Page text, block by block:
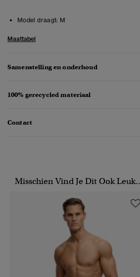
Model draagt: M
Maattabel
Samenstelling en onderhoud
100% gerecycled materiaal
Contact
Misschien Vind Je Dit Ook Leuk..